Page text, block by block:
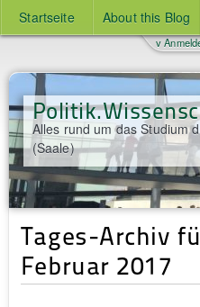
Startseite About this Blog
Alles rund um das Studium
(Saale)
v
Tages-Archiv
Februar 2017